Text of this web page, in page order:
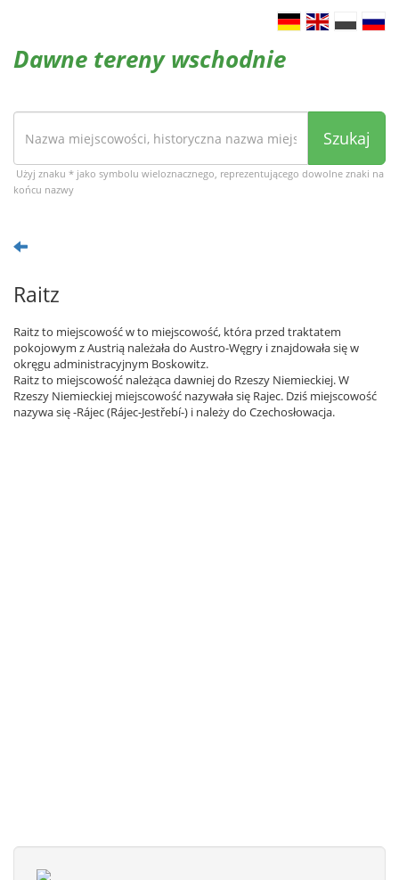
Dawne tereny wschodnie
Szukaj
Użyj znaku * jako symbolu wieloznacznego, reprezentującego dowolne znaki na
końcu nazwy
Raitz
Raitz to miejscowość w to miejscowość, która przed traktatem
pokojowym z Austrią należała do Austro-Węgry i znajdowała się w
okręgu administracyjnym Boskowitz.
Raitz to miejscowość należąca dawniej do Rzeszy Niemieckiej. W
Rzeszy Niemieckiej miejscowość nazywała się Rajec. Dziś miejscowość
nazywa się -Rájec (Rájec-Jestřebí-) i należy do Czechosłowacja.